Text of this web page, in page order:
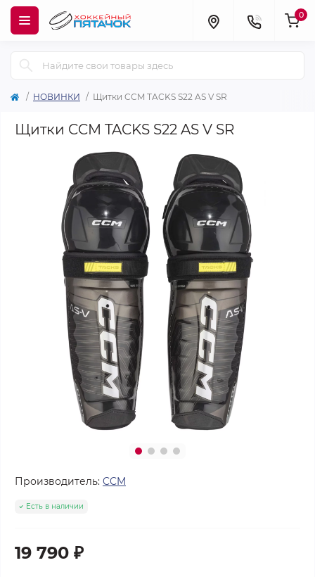
0
НОВИНКИ Щитки CCM TACKS S22 AS V SR
Щитки CCM TACKS S22 AS V SR
Производитель: CCM
Есть в наличии
19 790 ₽